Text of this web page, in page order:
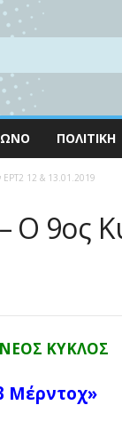
ΠΟΛΙΤΙΚΉ
ΕΡΤ2 12 & 13.01.2019
Ο 9ος
ΚΥΚΛΟΣ
Μέρντοχ»